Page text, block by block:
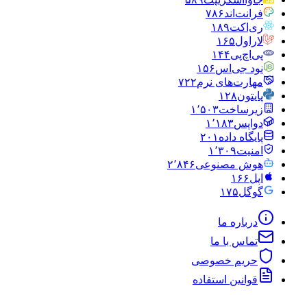
فرانت‌اند۷۸۶
ری‌اکت۱۸۹
لاراول۱۶۵
پی‌اچ‌پی۱۴۴
نود جی‌اس۱۵۶
مهارت‌های نرم۷۲۲
پایتون۱۲۸
زیرساخت۱٬۵۰۳
دواپس۱٬۱۸۳
پایگاه داده ۲۰۱
امنیت۱٬۳۰۹
هوش مصنوعی۲٬۸۴۶
اپل۱۶۶
گوگل۱۷۵
درباره ما
تماس با ما
حریم خصوصی
قوانین استفاده